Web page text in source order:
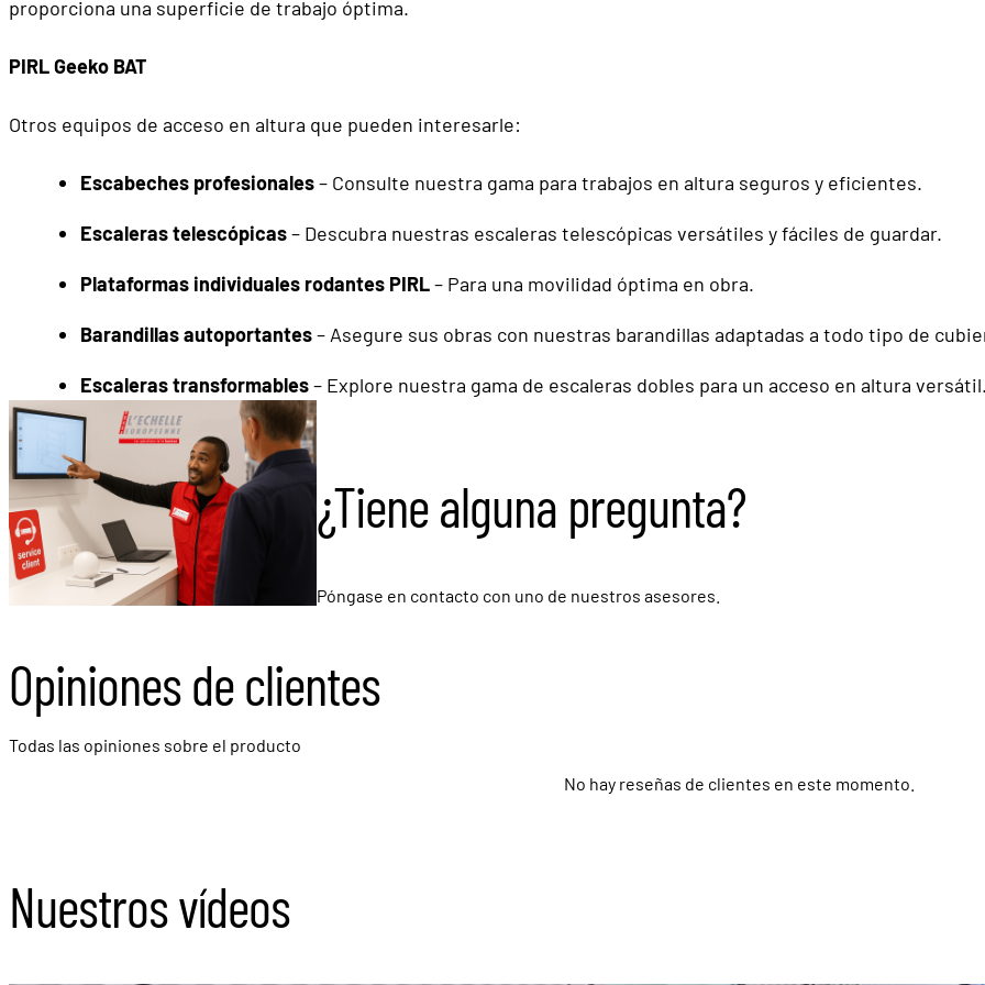
proporciona una superficie de trabajo óptima.
PIRL Geeko BAT
Otros equipos de acceso en altura que pueden interesarle:
Escabeches profesionales– Consulte nuestra gama para trabajos en altura seguros y eficientes.
Escaleras telescópicas– Descubra nuestras escaleras telescópicas versátiles y fáciles de guardar.
Plataformas individuales rodantes PIRL– Para una movilidad óptima en obra.
Barandillas autoportantes– Asegure sus obras con nuestras barandillas adaptadas a todo tipo de
Escaleras transformables– Explore nuestra gama de escaleras dobles para un acceso en altura versátil.
¿Tiene alguna pregunta?
Póngase en contacto con uno de nuestros asesores.
Opiniones de clientes
Todas las opiniones sobre el producto
No hay reseñas de clientes en este momento.
Nuestros vídeos